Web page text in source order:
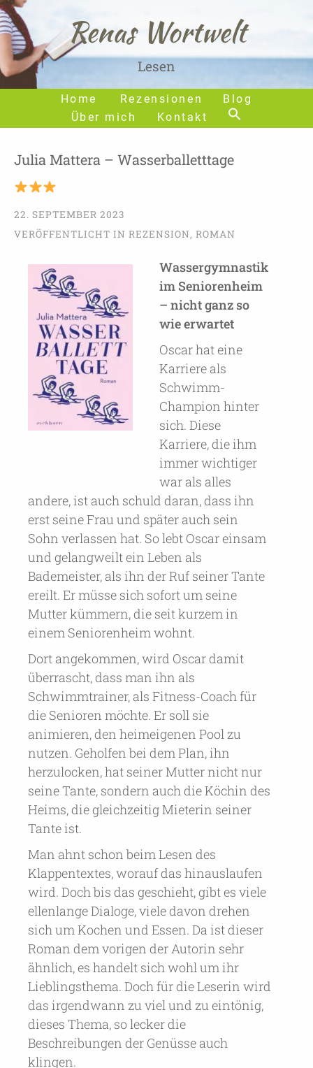
Home Rezensionen
Blog
Über mich
Kontakt
Renas Wortwelt
Lesen
Julia Mattera – Wasserballetttage
22. SEPTEMBER 2023
VERÖFFENTLICHT IN REZENSION, ROMAN
Wassergymnastik
im Seniorenheim
– nicht ganz so
wie erwartet
Oscar hat eine
Karriere als
Schwimm-
Champion hinter
sich. Diese
Karriere, die ihm
immer wichtiger
war als alles
andere, ist auch schuld daran, dass ihn
erst seine Frau und später auch sein
Sohn verlassen hat. So lebt Oscar einsam
und gelangweilt ein Leben als
Bademeister, als ihn der Ruf seiner Tante
ereilt. Er müsse sich sofort um seine
Mutter kümmern, die seit kurzem in
einem Seniorenheim wohnt.
Dort angekommen, wird Oscar damit
überrascht, dass man ihn als
Schwimmtrainer, als Fitness-Coach für
die Senioren möchte. Er soll sie
animieren, den heimeigenen Pool zu
nutzen. Geholfen bei dem Plan, ihn
herzulocken, hat seiner Mutter nicht nur
seine Tante, sondern auch die Köchin des
Heims, die gleichzeitig Mieterin seiner
Tante ist.
Man ahnt schon beim Lesen des
Klappentextes, worauf das hinauslaufen
wird. Doch bis das geschieht, gibt es viele
ellenlange Dialoge, viele davon drehen
sich um Kochen und Essen. Da ist dieser
Roman dem vorigen der Autorin sehr
ähnlich, es handelt sich wohl um ihr
Lieblingsthema. Doch für die Leserin wird
das irgendwann zu viel und zu eintönig,
dieses Thema, so lecker die
Beschreibungen der Genüsse auch
klingen.